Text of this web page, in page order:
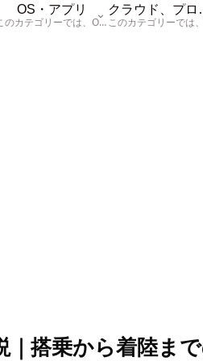
OS・アプリ
このカテゴリーでは、OSに関する情報を記載しています。
クラ
搭乗から着陸ま